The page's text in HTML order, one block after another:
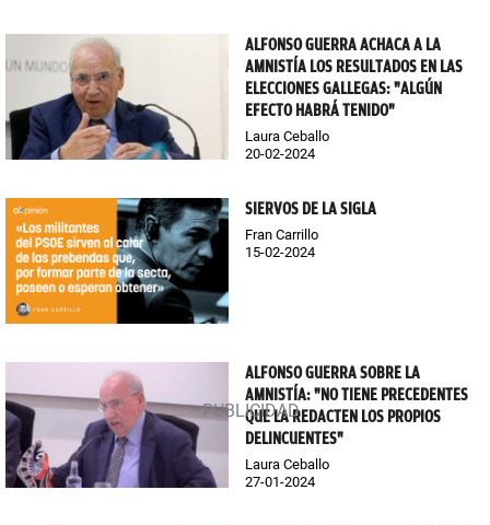
ALFONSO GUERRA ACHACA A LA
AMNISTÍA LOS RESULTADOS EN LAS
ELECCIONES GALLEGAS: "ALGÚN
EFECTO HABRÁ TENIDO"
Laura Ceballo
20-02-2024
SIERVOS DE LA SIGLA
Fran Carrillo
15-02-2024
ALFONSO GUERRA SOBRE LA
AMNISTÍA: "NO TIENE PRECEDENTES
QUE LA REDACTEN LOS PROPIOS
DELINCUENTES"
Laura Ceballo
27-01-2024